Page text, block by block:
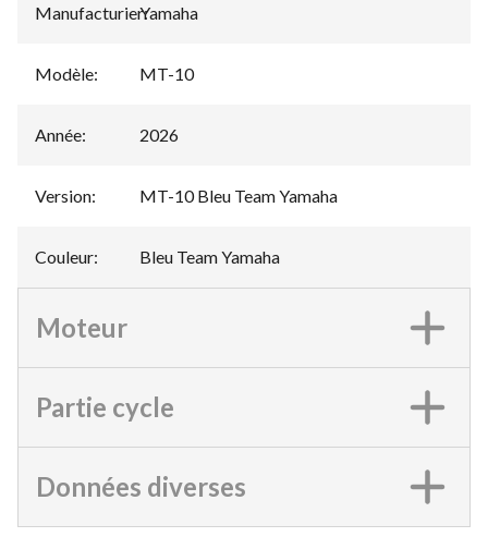
Manufacturier:
Yamaha
Modèle: MT-10
Année: 2026
Version: MT-10 Bleu Team Yamaha
Couleur: Bleu Team Yamaha
Moteur
Partie cycle
Données diverses